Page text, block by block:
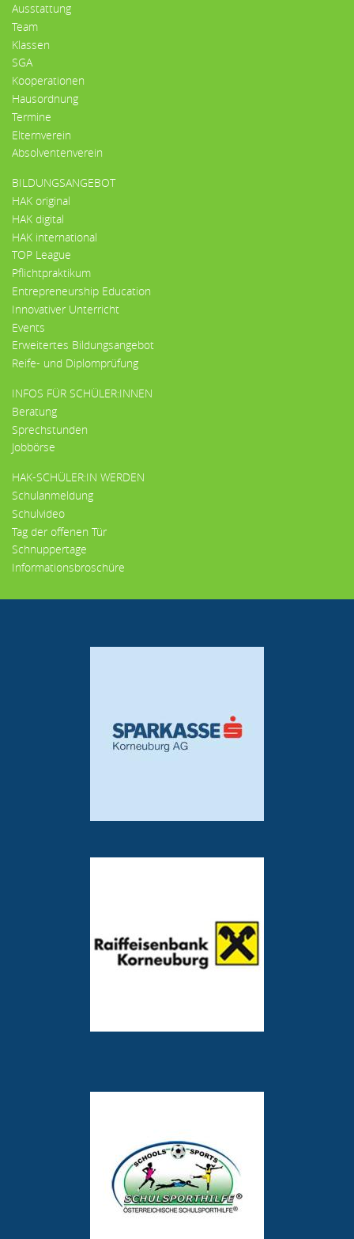
Ausstattung
Team
Klassen
SGA
Kooperationen
Hausordnung
Termine
Elternverein
Absolventenverein
BILDUNGSANGEBOT
HAK original
HAK digital
HAK international
TOP League
Pflichtpraktikum
Entrepreneurship Education
Innovativer Unterricht
Events
Erweitertes Bildungsangebot
Reife- und Diplomprüfung
INFOS FÜR SCHÜLER:INNEN
Beratung
Sprechstunden
Jobbörse
HAK-SCHÜLER:IN WERDEN
Schulanmeldung
Schulvideo
Tag der offenen Tür
Schnuppertage
Informationsbroschüre